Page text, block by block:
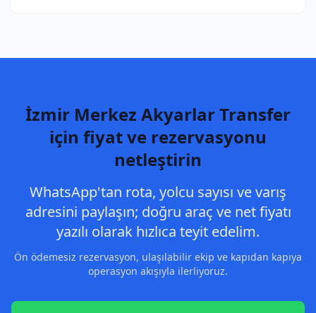
İzmir Merkez Akyarlar Transfer
için fiyat ve rezervasyonu
netleştirin
WhatsApp'tan rota, yolcu sayısı ve varış
adresini paylaşın; doğru araç ve net fiyatı
yazılı olarak hızlıca teyit edelim.
Ön ödemesiz rezervasyon, ulaşılabilir ekip ve kapıdan kapıya
operasyon akışıyla ilerliyoruz.